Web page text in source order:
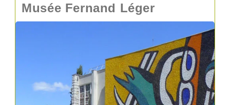
Musée Fernand Léger